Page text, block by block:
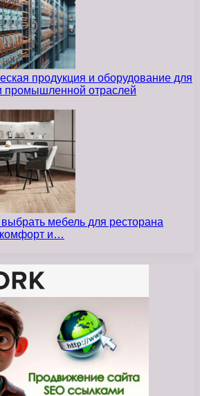
продукция и оборудование для
промышленной отраслей
мебель для ресторана
комфорт и…